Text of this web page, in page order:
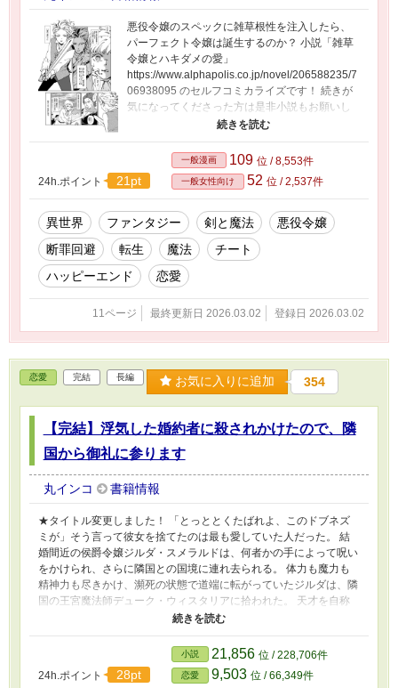
悪役令嬢のスペックに雑草根性を注入したら、
パーフェクト令嬢は誕生するのか？ 小説「雑草
令嬢とハキダメの愛」
https://www.alphapolis.co.jp/novel/206588235/7
06938095 のセルフコミカライズです！ 続きが
気になってくださった方は是非小説もお願いし
06938095
24h.ポイント 21pt
一般漫画 109 位 / 8,553件
一般女性向け 52 位 / 2,537件
異世界 ファンタジー 剣と魔法
悪役令嬢
断罪回避
転生 魔法
チート
ハッピーエンド
恋愛
11ページ 最終更新日 2026.03.02 登録日 2026.03.02
恋愛 完結 長編 お気に入りに追加 354
【完結】浮気した婚約者に殺されかけたので、隣
国から御礼に参ります
丸インコ 書籍情報
★タイトル変更しました！ 「とっととくたばれよ、このドブネズ
ミが」そう言って彼女を捨てたのは最も愛していた人だった。 結
婚間近の侯爵令嬢ジルダ・スメラルドは、何者かの手によって呪い
をかけられ、さらに隣国との国境に連れ去られる。 体力も魔力も
精神力も尽きかけ、瀕死の状態で道端に転がっていたジルダは、隣
国の王宮魔法師デューク・ウィスタリアに拾われた。 天才を自称
し、自由気まま、不遜でいい加減な魔法師に助手として振り回され
になってきて── ★「浮気した婚約者を認識できなくなったら、快
適な毎日になりました」のスピンオフですが、単品でもお読みいた
だけます。前作もあわせて読んでいただけたら、めちゃくちゃ嬉し
24h.ポイント 28pt
小説 21,856 位 / 228,706件
恋愛 9,503 位 / 66,349件